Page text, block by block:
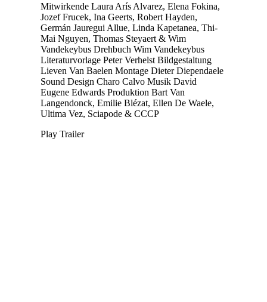
Mitwirkende Laura Arís Alvarez, Elena Fokina,
Jozef Frucek, Ina Geerts, Robert Hayden,
Germán Jauregui Allue, Linda Kapetanea, Thi-
Mai Nguyen, Thomas Steyaert & Wim
Vandekeybus Drehbuch Wim Vandekeybus
Literaturvorlage Peter Verhelst Bildgestaltung
Lieven Van Baelen Montage Dieter Diependaele
Sound Design Charo Calvo Musik David
Eugene Edwards Produktion Bart Van
Langendonck, Emilie Blézat, Ellen De Waele,
Ultima Vez, Sciapode & CCCP
Play Trailer